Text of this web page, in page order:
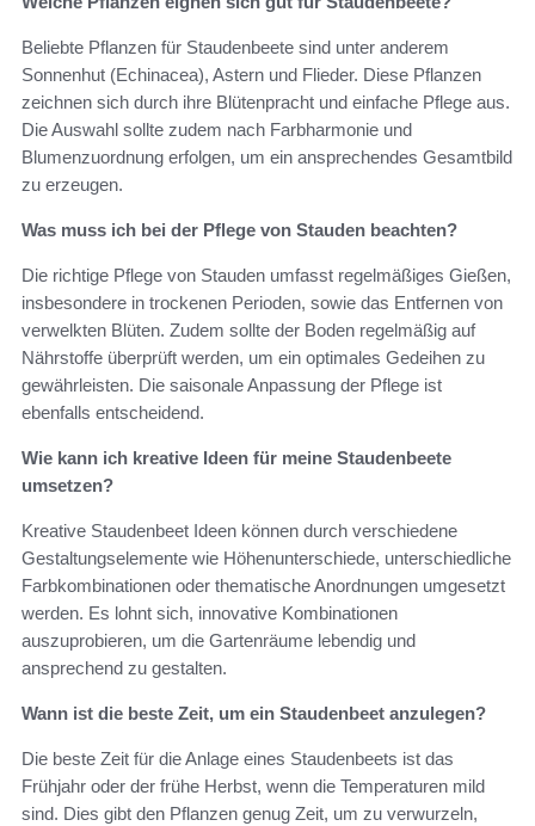
Beliebte Pflanzen für Staudenbeete sind unter anderem
Sonnenhut (Echinacea), Astern und Flieder. Diese Pflanzen
zeichnen sich durch ihre Blütenpracht und einfache Pflege aus.
Die Auswahl sollte zudem nach Farbharmonie und
Blumenzuordnung erfolgen, um ein ansprechendes Gesamtbild
zu erzeugen.
Was muss ich bei der Pflege von Stauden beachten?
Die richtige Pflege von Stauden umfasst regelmäßiges Gießen,
insbesondere in trockenen Perioden, sowie das Entfernen von
verwelkten Blüten. Zudem sollte der Boden regelmäßig auf
Nährstoffe überprüft werden, um ein optimales Gedeihen zu
gewährleisten. Die saisonale Anpassung der Pflege ist
ebenfalls entscheidend.
Wie kann ich kreative Ideen für meine Staudenbeete
umsetzen?
Kreative Staudenbeet Ideen können durch verschiedene
Gestaltungselemente wie Höhenunterschiede, unterschiedliche
Farbkombinationen oder thematische Anordnungen umgesetzt
werden. Es lohnt sich, innovative Kombinationen
auszuprobieren, um die Gartenräume lebendig und
ansprechend zu gestalten.
Wann ist die beste Zeit, um ein Staudenbeet anzulegen?
Die beste Zeit für die Anlage eines Staudenbeets ist das
Frühjahr oder der frühe Herbst, wenn die Temperaturen mild
sind. Dies gibt den Pflanzen genug Zeit, um zu verwurzeln,